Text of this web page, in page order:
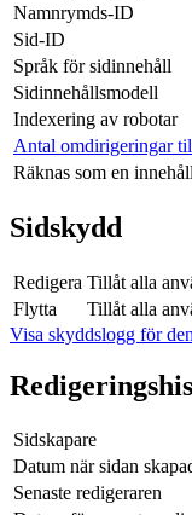
Namnrymds-ID
Sid-ID
Språk för sidinnehåll
Sidinnehållsmodell
Indexering av robotar
Antal omdirigeringar
Räknas som en
Sidskydd
Redigera Tillåt alla
Flytta
Tillåt alla
Visa skyddslogg för
Sidskapare
Datum när sidan
Senaste redigeraren